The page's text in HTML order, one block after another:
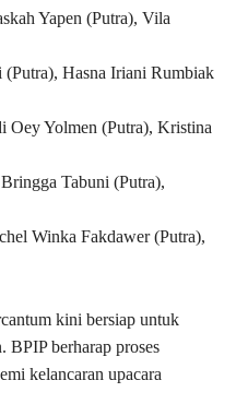
Yapen (Putra), Vila
Hasna Iriani Rumbiak
Oey Yolmen (Putra), Kristina
Tabuni (Putra),
Winka Fakdawer (Putra),
kini bersiap untuk
BPIP berharap proses
kelancaran upacara